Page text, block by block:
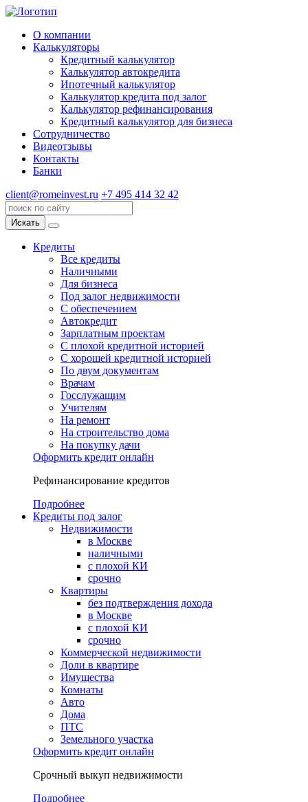
О компании
Калькуляторы
Кредитный калькулятор
Калькулятор автокредита
Ипотечный калькулятор
Калькулятор кредита под залог
Калькулятор рефинансирования
Кредитный калькулятор для бизнеса
Сотрудничество
Видеотзывы
Контакты
Банки
client@romeinvest.ru +7 495 414 32 42
Искать
Кредиты
Все кредиты
Наличными
Для бизнеса
Под залог недвижимости
С обеспечением
Автокредит
Зарплатным проектам
С плохой кредитной историей
С хорошей кредитной историей
По двум документам
Врачам
Госслужащим
Учителям
На ремонт
На строительство дома
На покупку дачи
Оформить кредит онлайн
Рефинансирование кредитов
Подробнее
Кредиты под залог
Недвижимости
в Москве
наличными
с плохой КИ
срочно
Квартиры
без подтверждения дохода
в Москве
с плохой КИ
срочно
Коммерческой недвижимости
Доли в квартире
Имущества
Комнаты
Авто
Дома
ПТС
Земельного участка
Оформить кредит онлайн
Срочный выкуп недвижимости
Подробнее